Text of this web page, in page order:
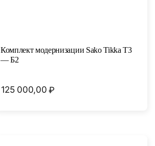
Комплект модернизации Sako Tikka T3
— Б2
125 000,00₽